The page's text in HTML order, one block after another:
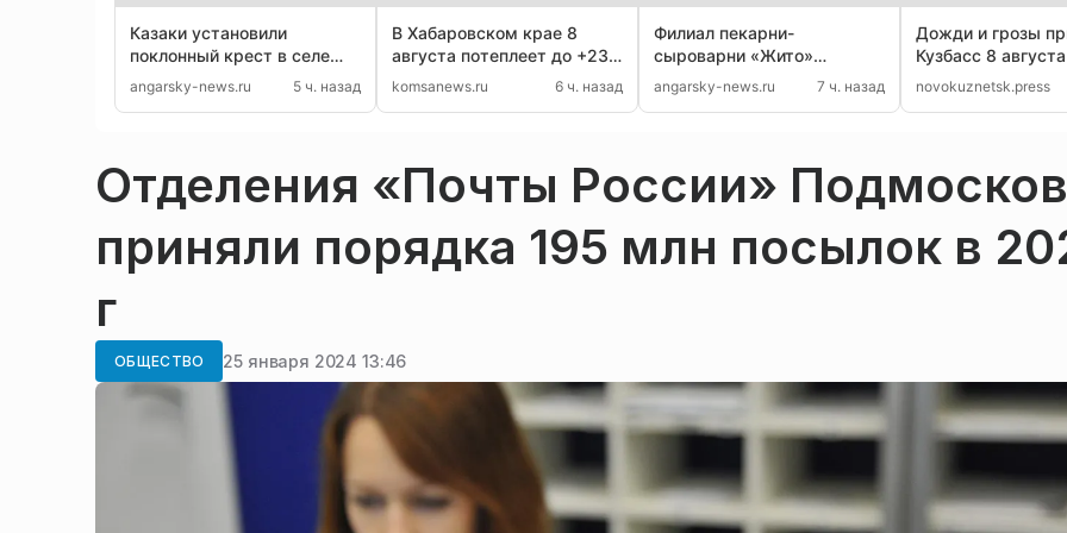
Казаки установили
поклонный крест в селе
Бельск Иркутской области
angarsky-news.ru 5 ч. назад
В Хабаровском крае 8
августа потеплеет до +23,
на севере пройдут дожди
komsanews.ru 6 ч. назад
Филиал пекарни-
сыроварни «Жито»
закрылся в Иркутске
angarsky-news.ru 7 ч. назад
Дожди и грозы
Кузбасс 8 августа
novokuznetsk.press
Отделения «Почты России»
приняли порядка 195 млн посылок в
г
ОБЩЕСТВО 25 января 2024 13:46